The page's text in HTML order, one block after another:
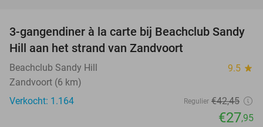
34%
3-gangendiner à la carte bij Beachclub Sandy
Hill aan het strand van Zandvoort
Beachclub Sandy Hill 9.5 star
Zandvoort (6 km)
Verkocht: 1.164
Regulier €42,45
€27,95